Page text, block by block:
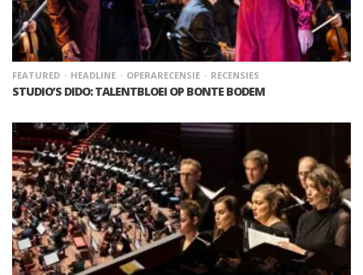
FEATURED HEADLINE OPERARECENSIE RECENSIES
STUDIO’S DIDO: TALENTBLOEI OP BONTE BODEM